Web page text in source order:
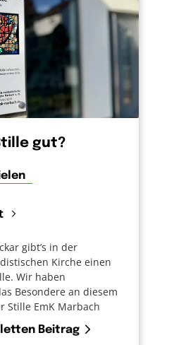
gut?
gibt’s in der
Kirche einen
Wir haben
Besondere an diesem
Stille EmK Marbach
Beitrag